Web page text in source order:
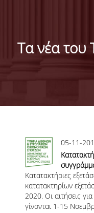
ΓΕΝΙΚΕΣ
ΜΕΛΗ ΔΕΠ
ΕΠΙΤΙΜΟΙ
Τα νέα του
05-11-
2019-
Κατατακτήριες
κατατακτηρίων
2020. Οι αιτήσεις για
γίνονται 1-15
Σελίδες